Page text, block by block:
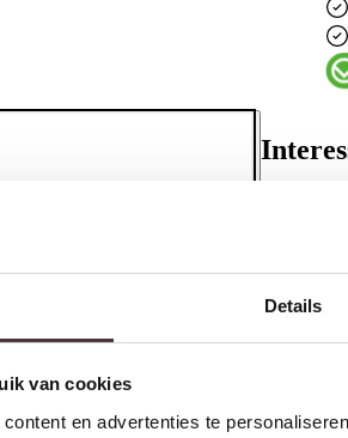
Details
van cookies
en advertenties te